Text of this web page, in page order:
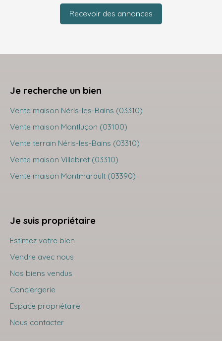
Recevoir des annonces
Je recherche un bien
Vente maison Néris-les-Bains (03310)
Vente maison Montluçon (03100)
Vente terrain Néris-les-Bains (03310)
Vente maison Villebret (03310)
Vente maison Montmarault (03390)
Je suis propriétaire
Estimez votre bien
Vendre avec nous
Nos biens vendus
Conciergerie
Espace propriétaire
Nous contacter